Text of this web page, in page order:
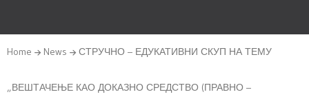
Home News СТРУЧНО – ЕДУКАТИВНИ СКУП НА ТЕМУ
„ВЕШТАЧЕЊЕ КАО ДОКАЗНО СРЕДСТВО (ПРАВНО –